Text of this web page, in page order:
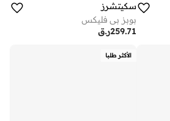
سكيتشرز
بوبز بي فليكس
ر.ق259.71
الأكثر طلبا